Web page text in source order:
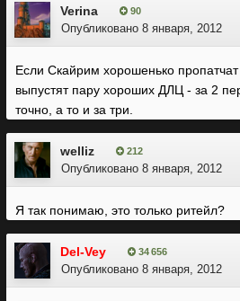
Verina 90
Опубликовано 8 января, 2012
Если Скайрим хорошенько
выпустят пару хороших ДЛЦ - за 2
точно, а то и за три.
welliz 212
Опубликовано 8 января, 2012
Я так понимаю, это только ритейл?
Del-Vey 34 656
Опубликовано 8 января, 2012